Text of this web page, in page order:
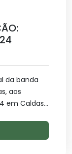
da banda
aos
em Caldas...